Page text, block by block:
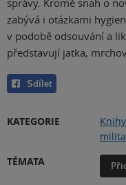
správy. Kromě snah o
zabývá i otázkami
v podobě odsouvání a
představují jatka,
Sdílet
KATEGORIE Knihy
TÉMATA